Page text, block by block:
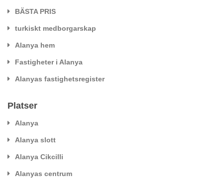
BÄSTA PRIS
turkiskt medborgarskap
Alanya hem
Fastigheter i Alanya
Alanyas fastighetsregister
Platser
Alanya
Alanya slott
Alanya Cikcilli
Alanyas centrum